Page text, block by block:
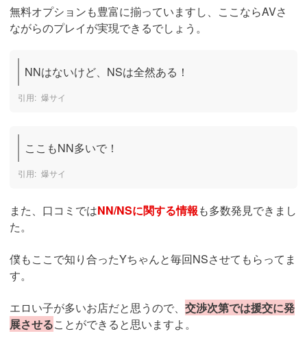
無料オプションも豊富に揃っていますし、ここならAVさ
ながらのプレイが実現できるでしょう。
NNはないけど、NSは全然ある！
爆サイ
ここもNN多いで！
爆サイ
また、口コミではNN/NSに関する情報も多数発見できまし
た。
僕もここで知り合ったYちゃんと毎回NSさせてもらってま
す。
エロい子が多いお店だと思うので、 交渉次第では援交に発
展させることができると思いますよ。